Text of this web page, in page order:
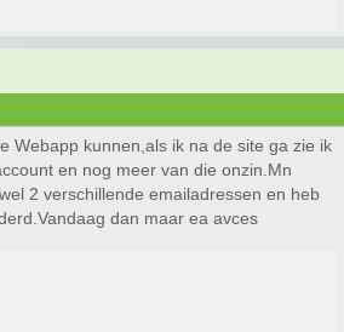
Webapp kunnen,als ik na de site ga zie ik
en nog meer van die onzin.Mn
2 verschillende emailadressen en heb
dan maar ea avces